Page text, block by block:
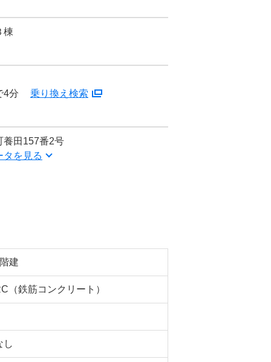
棟
4分 乗り換え検索
養田157番2号
タを見る
建
（鉄筋コンクリート）
し